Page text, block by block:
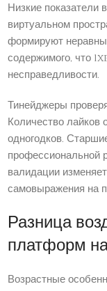
Низкие показатели
виртуальном
формируют
содержимого, что
несправедливости.
Тинейджеры
Количество лайков
одногодков.
профессиональной
валидации
самовыражения на
Разница
платформ
Возрастные